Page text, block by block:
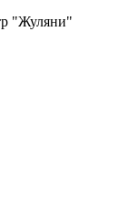
"Жуляни"